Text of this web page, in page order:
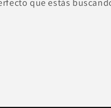
que estás